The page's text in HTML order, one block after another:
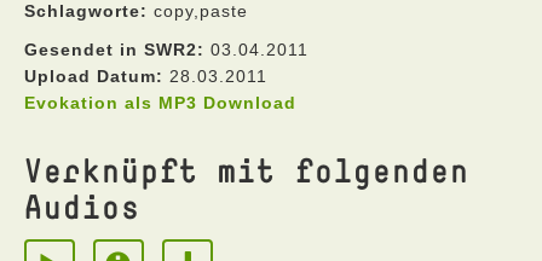
Schlagworte: copy,paste
Gesendet in SWR2: 03.04.2011
Upload Datum: 28.03.2011
Evokation als MP3 Download
Verknüpft mit folgenden
Audios